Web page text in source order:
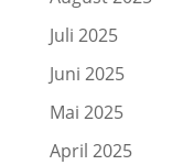
Juli 2025
Juni 2025
Mai 2025
April 2025